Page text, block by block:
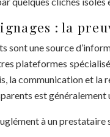
: la
sont une source
plateformes
la communication et
est généralement
à un